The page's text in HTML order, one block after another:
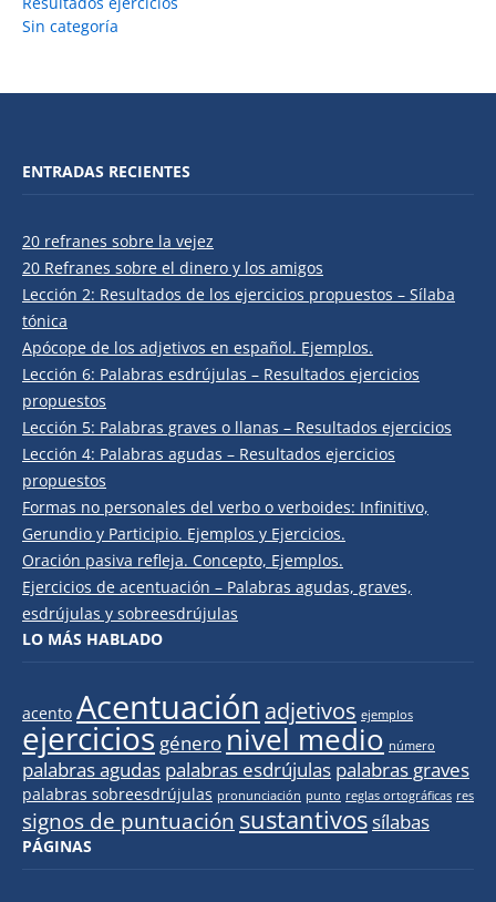
Sin categoría
ENTRADAS RECIENTES
20 refranes sobre la vejez
20 Refranes sobre el dinero y los amigos
Lección 2: Resultados de los ejercicios propuestos – Sílaba
tónica
Apócope de los adjetivos en español. Ejemplos.
Lección 6: Palabras esdrújulas – Resultados ejercicios
propuestos
Lección 5: Palabras graves o llanas – Resultados ejercicios
Lección 4: Palabras agudas – Resultados ejercicios
propuestos
Formas no personales del verbo o verboides: Infinitivo,
Gerundio y Participio. Ejemplos y Ejercicios.
Oración pasiva refleja. Concepto, Ejemplos.
Ejercicios de acentuación – Palabras agudas, graves,
esdrújulas y sobreesdrújulas
LO MÁS HABLADO
acento Acentuación adjetivos ejemplos
ejercicios género nivel medio número
palabras agudas palabras esdrújulas palabras graves
palabras sobreesdrújulas pronunciación punto reglas ortográficas res
signos de puntuación sustantivossílabas
PÁGINAS